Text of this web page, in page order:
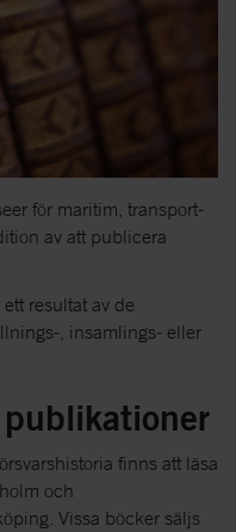
för maritim, transport-
av att publicera
resultat av de
, insamlings- eller
publikationer
finns att läsa
och
Vissa böcker säljs